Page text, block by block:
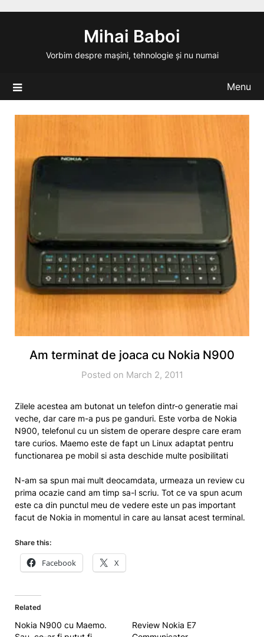
Mihai Baboi
Vorbim despre mașini, tehnologie și nu numai
Menu
Am terminat de joaca cu Nokia N900
Posted on March 2, 2011
Zilele acestea am butonat un telefon dintr-o generatie mai
veche, dar care m-a pus pe ganduri. Este vorba de Nokia
N900, telefonul cu un sistem de operare despre care eram
tare curios. Maemo este de fapt un Linux adaptat pentru
functionarea pe mobil si asta deschide multe posibilitati
N-am sa spun mai mult deocamdata, urmeaza un review cu
prima ocazie cand am timp sa-l scriu. Tot ce va spun acum
este ca din punctul meu de vedere este un pas important
facut de Nokia in momentul in care au lansat acest terminal.
Share this:
Facebook X
Related
Nokia N900 cu Maemo.
Review Nokia E7